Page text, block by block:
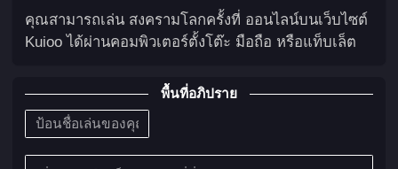
คุณสามารถเล่น สงครามโลกครั้งที่ ออนไลน์บนเว็บไซต์
Kuioo ได้ผ่านคอมพิวเตอร์ตั้งโต๊ะ มือถือ หรือแท็บเล็ต
พื้นที่อภิปราย